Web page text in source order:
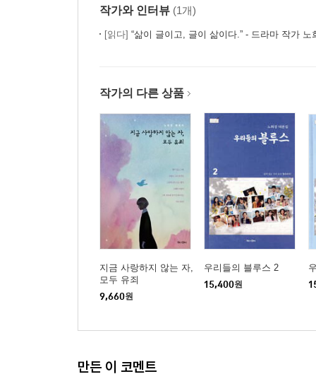
작가와 인터뷰 (1개)
[읽다] “삶이 글이고, 글이 삶이다.” - 드라마 작가 노
작가의 다른 상품
지금 사랑하지 않는 자,
모두 유죄
9,660원
우리들의 블루스 2
15,400원
만든 이 코멘트